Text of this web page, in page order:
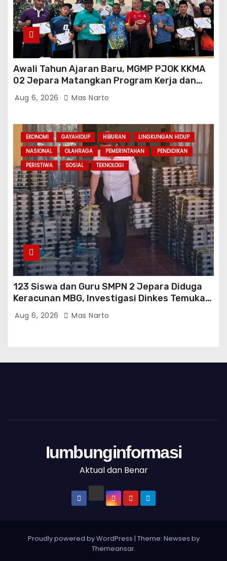
Awali Tahun Ajaran Baru, MGMP PJOK KKMA
02 Jepara Matangkan Program Kerja dan
Asesmen Gasal
Aug 6, 2026 Mas Narto
EKONOMI GAYAHIDUP HIBURAN
LINGKUNGAN HIDUP
NASIONAL
OLAHRAGA PEMERINTAHAN
PENDIDIKAN
PERISTIWA
SOSIAL TEKNOLOGI
123 Siswa dan Guru SMPN 2 Jepara Diduga
Keracunan MBG, Investigasi Dinkes Temukan
Sejumlah Pelanggaran di Dapur SPPG
Aug 6, 2026 Mas Narto
Iumbunginformasi
Aktual dan Benar
Proudly powered by WordPress | Theme: Newses by
Themeansar.